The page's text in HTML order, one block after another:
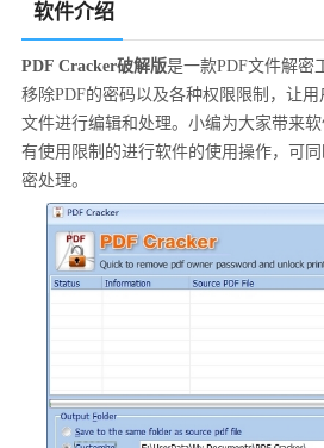
软件介绍
PDF Cracker破解版是一款PDF文件解密
移除PDF的密码以及各种权限限制，让
文件进行编辑和处理。小编为大家带来
有使用限制的进行软件的使用操作，可
密处理。